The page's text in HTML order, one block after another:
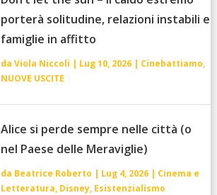
porterà solitudine, relazioni instabili e
famiglie in affitto
da Viola Niccoli | Lug 10, 2026| Cinebattiamo,
NUOVE USCITE
Alice si perde sempre nelle città (o
nel Paese delle Meraviglie)
da Beatrice Roberto | Lug 4, 2026| Cinema e
Letteratura, Disney, Esistenzialismo